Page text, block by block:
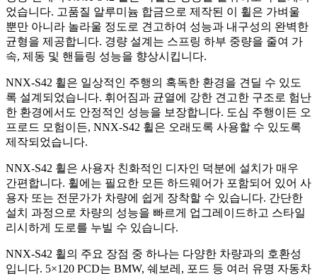
었습니다. 고품질 알루미늄 합금으로 제작된 이 휠은 가벼울
뿐만 아니라 놀라울 정도로 견고하여 성능과 내구성의 완벽한
균형을 제공합니다. 경량 설계는 스프링 하부 중량을 줄여 가
속, 제동 및 핸들링 성능을 향상시킵니다.
NNX-S42 휠은 일상적인 주행의 혹독한 환경을 견딜 수 있도
록 설계되었습니다. 휘어짐과 균열에 강한 견고한 구조로 험난
한 환경에서도 안정적인 성능을 보장합니다. 도심 주행이든 오
프로드 모험이든, NNX-S42 휠은 오래도록 사용할 수 있도록
제작되었습니다.
NNX-S42 휠은 사용자 친화적인 디자인 덕분에 설치가 매우
간편합니다. 휠에는 필요한 모든 하드웨어가 포함되어 있어 사
용자 또는 전문가가 차량에 쉽게 장착할 수 있습니다. 간단한
설치 과정으로 차량의 성능을 빠르게 업그레이드하고 스타일
리시하게 도로를 누빌 수 있습니다.
NNX-S42 휠의 주요 장점 중 하나는 다양한 차량과의 호환성
입니다. 5×120 PCD는 BMW, 쉐보레, 포드 등 여러 유명 자동차